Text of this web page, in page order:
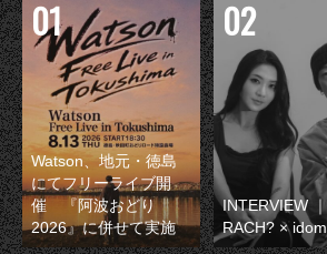
Watson、地元・徳島
にてフリーライブ開
催 『阿波おどり
2026』に併せて実施
INTERVIEW ｜
RACH? × idom